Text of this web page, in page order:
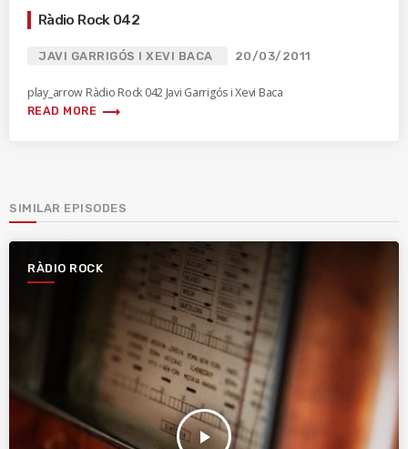
Ràdio Rock 042
JAVI GARRIGÓS I XEVI BACA 20/03/2011
play_arrow Ràdio Rock 042 Javi Garrigós i Xevi Baca
READ MORE trending_flat
SIMILAR EPISODES
RÀDIO ROCK
play_arrow